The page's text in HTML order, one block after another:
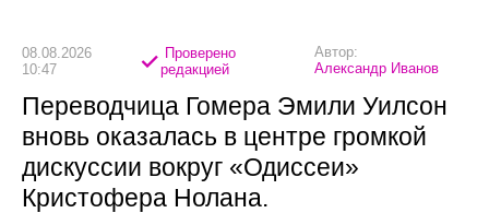
08.08.2026
10:47
Проверено
редакцией
Автор:
Александр Иванов
Переводчица Гомера Эмили Уилсон
вновь оказалась в центре громкой
дискуссии вокруг «Одиссеи»
Кристофера Нолана.